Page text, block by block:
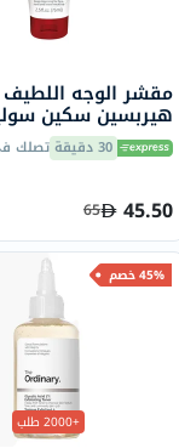
مقشر الوجه
هيربسين سكين
75 مل 30 دقيقة تصلك
45.50
65
45% خصم
+2000 طلب